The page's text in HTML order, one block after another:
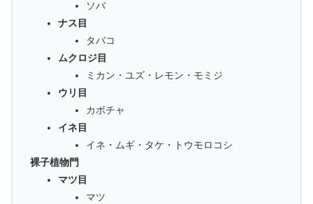
ソバ
ナス目
タバコ
ムクロジ目
ミカン・ユズ・レモン・モミジ
ウリ目
カボチャ
イネ目
イネ・ムギ・タケ・トウモロコシ
裸子植物門
マツ目
マツ